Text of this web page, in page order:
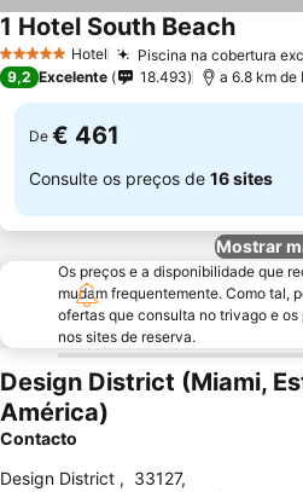
5 Estrelas Hotel Piscina na cobertura
1 Hotel South Beach
9,2 Excelente 18.493 a 6.8 km de
De € 461
Consulte os preços de 16 sites
Mostrar
Os preços e a disponibilidade que
mudam frequentemente. Como tal,
ofertas que consulta no trivago e
nos sites de reserva.
Design District (Miami,
América)
Contacto
Design District , 33127,